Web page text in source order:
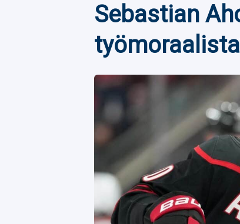
Sebastian